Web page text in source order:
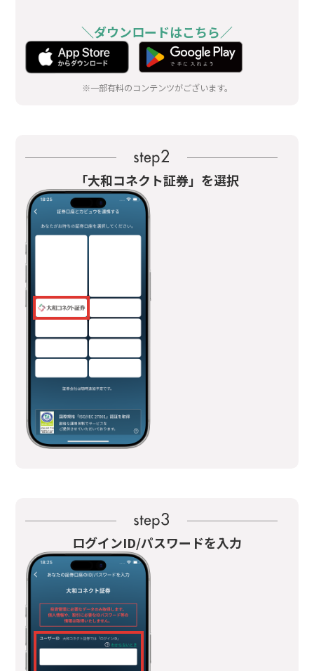
＼ダウンロードはこちら／
※一部有料のコンテンツがございます。
「大和コネクト証券」を選択
ログインID/パスワードを入力